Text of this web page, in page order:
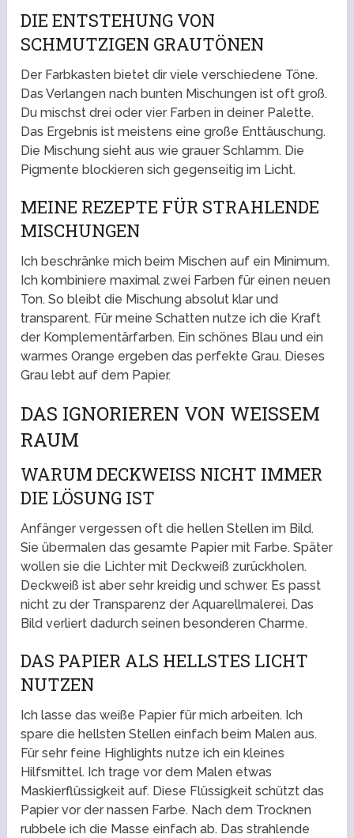
DIE ENTSTEHUNG VON
SCHMUTZIGEN GRAUTÖNEN
Der Farbkasten bietet dir viele verschiedene Töne.
Das Verlangen nach bunten Mischungen ist oft groß.
Du mischst drei oder vier Farben in deiner Palette.
Das Ergebnis ist meistens eine große Enttäuschung.
Die Mischung sieht aus wie grauer Schlamm. Die
Pigmente blockieren sich gegenseitig im Licht.
MEINE REZEPTE FÜR STRAHLENDE
MISCHUNGEN
Ich beschränke mich beim Mischen auf ein Minimum.
Ich kombiniere maximal zwei Farben für einen neuen
Ton. So bleibt die Mischung absolut klar und
transparent. Für meine Schatten nutze ich die Kraft
der Komplementärfarben. Ein schönes Blau und ein
warmes Orange ergeben das perfekte Grau. Dieses
Grau lebt auf dem Papier.
DAS IGNORIEREN VON WEISSEM R
AUM
WARUM DECKWEISS NICHT IMMER D
IE LÖSUNG IST
Anfänger vergessen oft die hellen Stellen im Bild.
Sie übermalen das gesamte Papier mit Farbe. Später
wollen sie die Lichter mit Deckweiß zurückholen.
Deckweiß ist aber sehr kreidig und schwer. Es passt
nicht zu der Transparenz der Aquarellmalerei. Das
Bild verliert dadurch seinen besonderen Charme.
DAS PAPIER ALS HELLSTES LICHT
NUTZEN
Ich lasse das weiße Papier für mich arbeiten. Ich
spare die hellsten Stellen einfach beim Malen aus.
Für sehr feine Highlights nutze ich ein kleines
Hilfsmittel. Ich trage vor dem Malen etwas
Maskierflüssigkeit auf. Diese Flüssigkeit schützt das
Papier vor der nassen Farbe. Nach dem Trocknen
rubbele ich die Masse einfach ab. Das strahlende